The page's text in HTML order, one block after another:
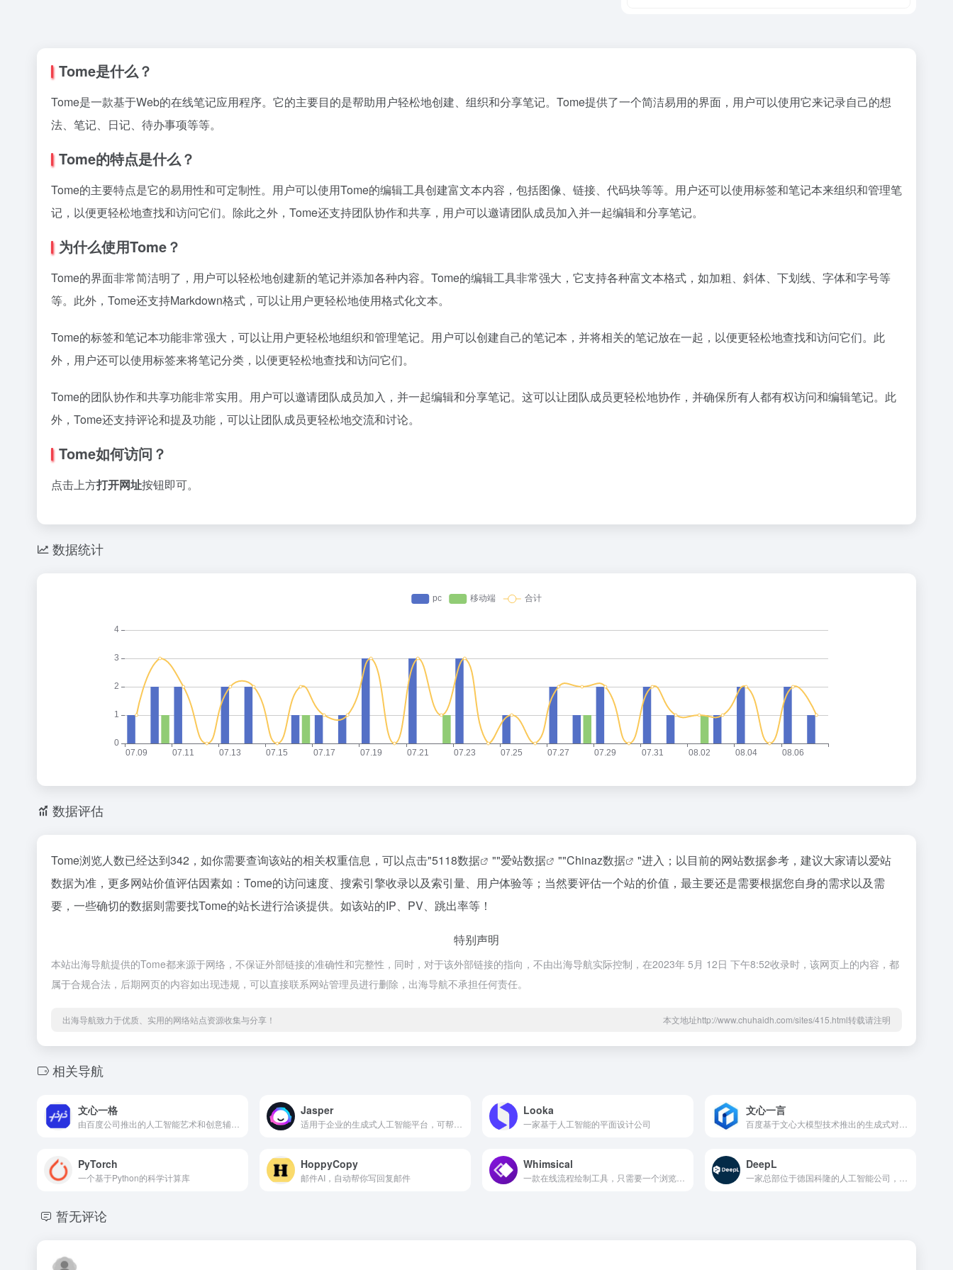
Tome是什么？
Tome是一款基于Web的在线笔记应用程序。它的主要目的是帮助用户轻松地创建、组织和分享笔记。Tome提供了一个简洁易用的界面，用户可以使用它来记录自己的想
法、笔记、日记、待办事项等等。
Tome的特点是什么？
Tome的主要特点是它的易用性和可定制性。用户可以使用Tome的编辑工具创建富文本内容，包括图像、链接、代码块等等。用户还可以使用标签和笔记本来组织和管理笔
记，以便更轻松地查找和访问它们。除此之外，Tome还支持团队协作和共享，用户可以邀请团队成员加入并一起编辑和分享笔记。
为什么使用Tome？
Tome的界面非常简洁明了，用户可以轻松地创建新的笔记并添加各种内容。Tome的编辑工具非常强大，它支持各种富文本格式，如加粗、斜体、下划线、字体和字号等
等。此外，Tome还支持Markdown格式，可以让用户更轻松地使用格式化文本。
Tome的标签和笔记本功能非常强大，可以让用户更轻松地组织和管理笔记。用户可以创建自己的笔记本，并将相关的笔记放在一起，以便更轻松地查找和访问它们。此
外，用户还可以使用标签来将笔记分类，以便更轻松地查找和访问它们。
Tome的团队协作和共享功能非常实用。用户可以邀请团队成员加入，并一起编辑和分享笔记。这可以让团队成员更轻松地协作，并确保所有人都有权访问和编辑笔记。此
外，Tome还支持评论和提及功能，可以让团队成员更轻松地交流和讨论。
Tome如何访问？
点击上方打开网址按钮即可。
数据统计
数据评估
Tome浏览人数已经达到342，如你需要查询该站的相关权重信息，可以点击"5118数据 ""爱站数据 ""Chinaz数据
"进入；以目前的网站数据参考，建议大家请以爱站
数据为准，更多网站价值评估因素如：Tome的访问速度、搜索引擎收录以及索引量、用户体验等；当然要评估一个站的价值，最主要还是需要根据您自身的需求以及需
要，一些确切的数据则需要找Tome的站长进行洽谈提供。如该站的IP、PV、跳出率等！
特别声明
本站出海导航提供的Tome都来源于网络，不保证外部链接的准确性和完整性，同时，对于该外部链接的指向，不由出海导航实际控制，在2023年 5月 12日 下午8:52收录时，该网页上的内容，都
属于合规合法，后期网页的内容如出现违规，可以直接联系网站管理员进行删除，出海导航不承担任何责任。
出海导航致力于优质、实用的网络站点资源收集与分享！ 本文地址http://www.chuhaidh.com/sites/415.html转载请注明
相关导航
文心一格 Jasper Looka
一家基于人工智能的平面设计公司
文心一言
PyTorch
一个基于Python的科学计算库
HoppyCopy
邮件AI，自动帮你写回复邮件
Whimsical DeepL
暂无评论